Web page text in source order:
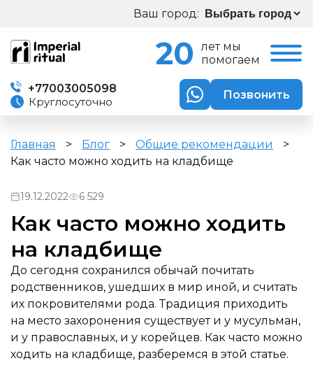
Ваш город:
20
лет мы
помогаем
+77003005098
Круглосуточно
Позвонить
Главная > Блог > Общие рекомендации
>
Как часто можно ходить на кладбище
19.12.2022 6 529
Как часто можно ходить
на кладбище
До сегодня сохранился обычай почитать
родственников, ушедших в мир иной, и считать
их покровителями рода. Традиция приходить
на место захоронения существует и у мусульман,
и у православных, и у корейцев. Как часто можно
ходить на кладбище, разберемся в этой статье.